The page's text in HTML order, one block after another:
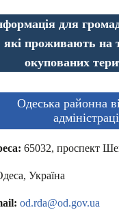
для
які проживають на
окупованих
Одеська районна
65032, проспект
Україна
od.rda@od.gov.ua